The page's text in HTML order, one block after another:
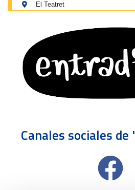
El Teatret
Canales sociales de '